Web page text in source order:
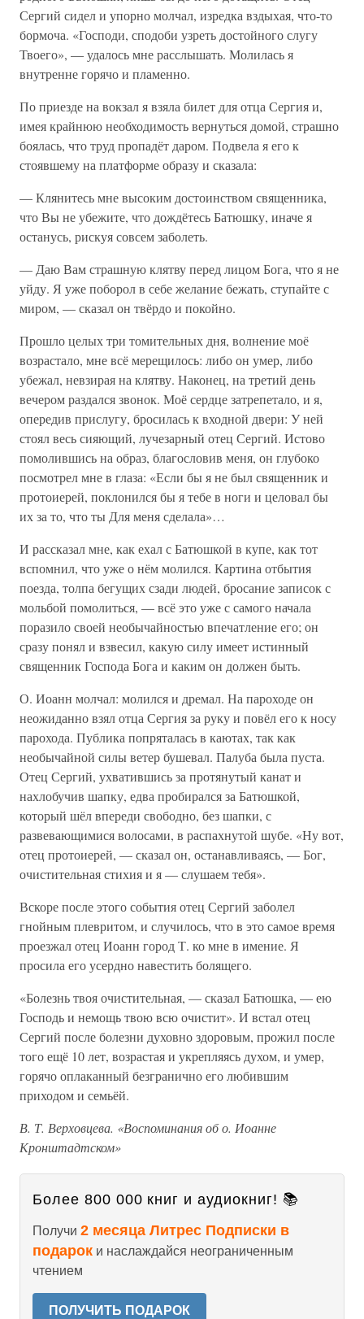
Сергий сидел и упорно молчал, изредка вздыхая, что-то
бормоча. «Господи, сподоби узреть достойного слугу
Твоего», — удалось мне расслышать. Молилась я
внутренне горячо и пламенно.
По приезде на вокзал я взяла билет для отца Сергия и,
имея крайнюю необходимость вернуться домой, страшно
боялась, что труд пропадёт даром. Подвела я его к
стоявшему на платформе образу и сказала:
— Клянитесь мне высоким достоинством священника,
что Вы не убежите, что дождётесь Батюшку, иначе я
останусь, рискуя совсем заболеть.
— Даю Вам страшную клятву перед лицом Бога, что я не
уйду. Я уже поборол в себе желание бежать, ступайте с
миром, — сказал он твёрдо и покойно.
Прошло целых три томительных дня, волнение моё
возрастало, мне всё мерещилось: либо он умер, либо
убежал, невзирая на клятву. Наконец, на третий день
вечером раздался звонок. Моё сердце затрепетало, и я,
опередив прислугу, бросилась к входной двери: У ней
стоял весь сияющий, лучезарный отец Сергий. Истово
помолившись на образ, благословив меня, он глубоко
посмотрел мне в глаза: «Если бы я не был священник и
протоиерей, поклонился бы я тебе в ноги и целовал бы
их за то, что ты Для меня сделала»…
И рассказал мне, как ехал с Батюшкой в купе, как тот
вспомнил, что уже о нём молился. Картина отбытия
поезда, толпа бегущих сзади людей, бросание записок с
мольбой помолиться, — всё это уже с самого начала
поразило своей необычайностью впечатление его; он
сразу понял и взвесил, какую силу имеет истинный
священник Господа Бога и каким он должен быть.
О. Иоанн молчал: молился и дремал. На пароходе он
неожиданно взял отца Сергия за руку и повёл его к носу
парохода. Публика попряталась в каютах, так как
необычайной силы ветер бушевал. Палуба была пуста.
Отец Сергий, ухватившись за протянутый канат и
нахлобучив шапку, едва пробирался за Батюшкой,
который шёл впереди свободно, без шапки, с
развевающимися волосами, в распахнутой шубе. «Ну вот,
отец протоиерей, — сказал он, останавливаясь, — Бог,
очистительная стихия и я — слушаем тебя».
Вскоре после этого события отец Сергий заболел
гнойным плевритом, и случилось, что в это самое время
проезжал отец Иоанн город Т. ко мне в имение. Я
просила его усердно навестить болящего.
«Болезнь твоя очистительная, — сказал Батюшка, — ею
Господь и немощь твою всю очистит». И встал отец
Сергий после болезни духовно здоровым, прожил после
того ещё 10 лет, возрастая и укрепляясь духом, и умер,
горячо оплаканный безгранично его любившим
приходом и семьёй.
В. Т. Верховцева. «Воспоминания об о. Иоанне
Кронштадтском»
Более 800 000 книг и аудиокниг! 📚
Получи 2 месяца Литрес Подписки в
подарок и наслаждайся неограниченным
чтением
ПОЛУЧИТЬ ПОДАРОК